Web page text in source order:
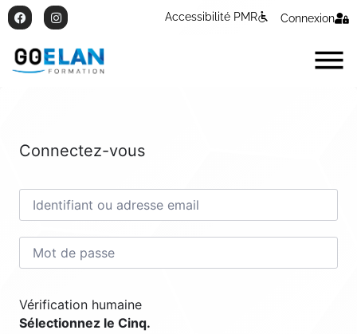
Accessibilité PMR Connexion
Connectez-vous
Vérification humaine
Sélectionnez le Cinq.